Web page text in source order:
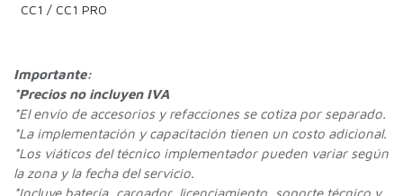
CC1 / CC1 PRO
Importante:
*Precios no incluyen IVA
*El envío de accesorios y refacciones se cotiza por separado.
*La implementación y capacitación tienen un costo adicional.
*Los viáticos del técnico implementador pueden variar según
la zona y la fecha del servicio.
*Incluye batería, cargador, licenciamiento, soporte técnico y